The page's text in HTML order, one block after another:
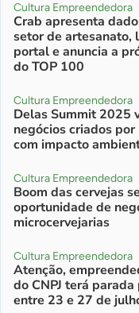
Cultura Empreendedora
Crab apresenta
setor de artesanato,
portal e anuncia a
do TOP 100
Cultura Empreendedora
Delas Summit 2025
negócios criados
com impacto
Cultura Empreendedora
Boom das cervejas
oportunidade de
microcervejarias
Cultura Empreendedora
Atenção,
do CNPJ terá
entre 23 e 27 de